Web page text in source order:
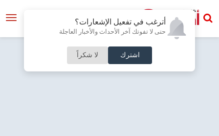
أترغب في تفعيل الإشعارات؟
حتى لا تفوتك آخر الأحداث والأخبار العاجلة
اشترك لا شكراً